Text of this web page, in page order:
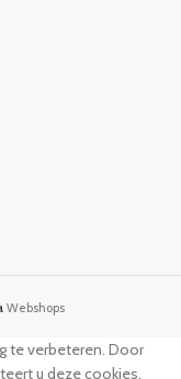
Webshops
te verbeteren. Door
u deze cookies.